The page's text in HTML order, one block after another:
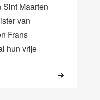
Sint Maarten
van
Frans
hun vrije